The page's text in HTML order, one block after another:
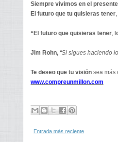
Siempre vivimos en el presente
El futuro que tu quisieras tener
“El futuro que quisieras tener, l
Jim Rohn, “Si sigues haciendo
Te deseo que tu visión sea más
www.compreunmillon.com
Entrada más reciente